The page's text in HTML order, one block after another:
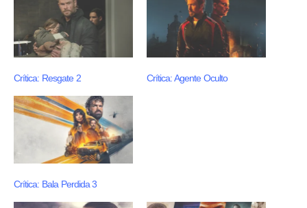
Crítica: Resgate 2 Crítica: Agente Oculto
Crítica: Bala Perdida 3